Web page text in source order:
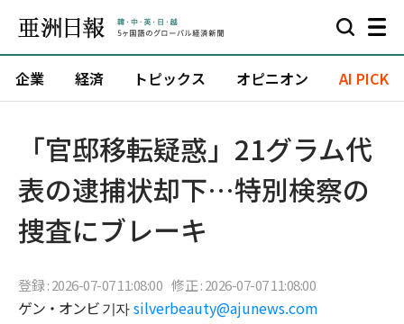
企業 経済 トピックス オピニオン AI PICK
「官邸移転疑惑」21グラム代
表の逮捕状却下…特別検察の
捜査にブレーキ
登録 : 2026-07-07 11:08:00 修正 : 2026-07-07 11:08:00
ゲン・オンビ 기자 silverbeauty@ajunews.com